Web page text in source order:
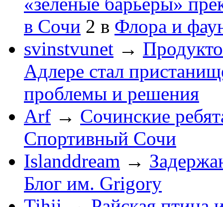
в Сочи 2 в Флора и
svinstvunet →
Адлере стал
проблемы и решения
Arf → Сочинские
Спортивный Сочи
Islanddream →
Блог им. Grigory